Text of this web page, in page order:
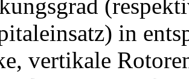
in
vertikale